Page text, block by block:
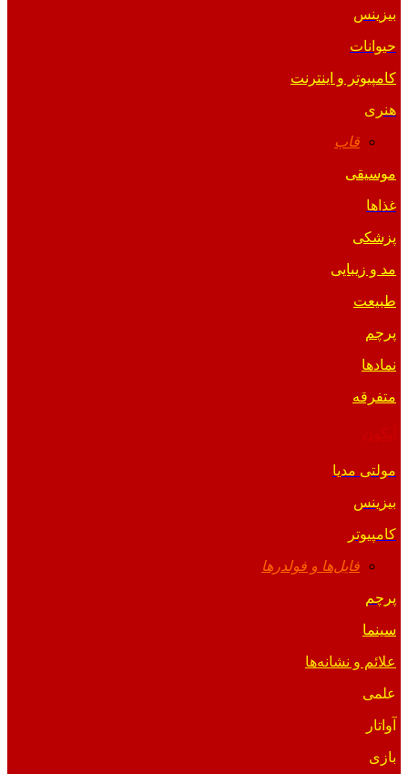
بیزینس
حیوانات
کامپیوتر و اینترنت
هنری
قاب
موسیقی
غذاها
پزشکی
مد و زیبایی
طبیعت
پرچم
نمادها
متفرقه
مولتی مدیا
بیزینس
کامپیوتر
فایل‌ها و فولدرها
پرچم
سینما
علائم و نشانه‌ها
علمی
آواتار
بازی